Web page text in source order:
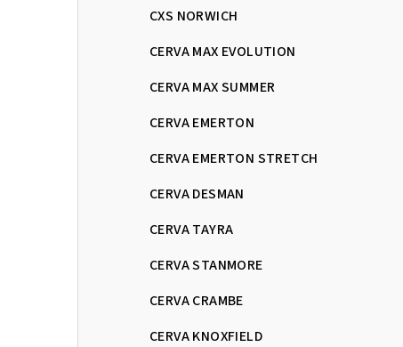
CXS NORWICH
CERVA MAX EVOLUTION
CERVA MAX SUMMER
CERVA EMERTON
CERVA EMERTON STRETCH
CERVA DESMAN
CERVA TAYRA
CERVA STANMORE
CERVA CRAMBE
CERVA KNOXFIELD